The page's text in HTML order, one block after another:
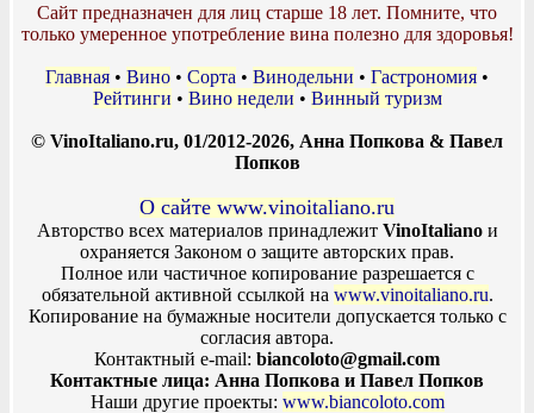
Сайт предназначен для лиц старше 18 лет. Помните, что
только умеренное употребление вина полезно для здоровья!
Главная • Вино • Сорта • Винодельни • Гастрономия •
Рейтинги • Вино недели • Винный туризм
© VinoItaliano.ru, 01/2012-2026, Анна Попкова & Павел
Попков
О сайте www.vinoitaliano.ru
Авторство всех материалов принадлежит VinoItalianoи
охраняется Законом о защите авторских прав.
Полное или частичное копирование разрешается с
обязательной активной ссылкой на www.vinoitaliano.ru.
Копирование на бумажные носители допускается только с
согласия автора.
Контактный e-mail: biancoloto@gmail.com
Контактные лица: Анна Попкова и Павел Попков
Наши другие проекты: www.biancoloto.com